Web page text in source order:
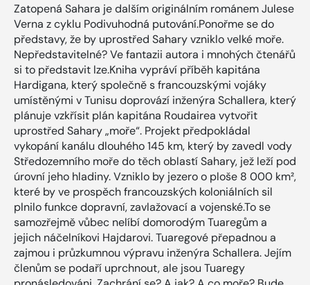
Zatopená Sahara je dalším originálním románem Julese
Verna z cyklu Podivuhodná putování.Ponořme se do
představy, že by uprostřed Sahary vzniklo velké moře.
Nepředstavitelné? Ve fantazii autora i mnohých čtenářů
si to představit lze.Kniha vypráví příběh kapitána
Hardigana, který společně s francouzskými vojáky
umístěnými v Tunisu doprovází inženýra Schallera, který
plánuje vzkřísit plán kapitána Roudairea vytvořit
uprostřed Sahary „moře“. Projekt předpokládal
vykopání kanálu dlouhého 145 km, který by zavedl vody
Středozemního moře do těch oblastí Sahary, jež leží pod
úrovní jeho hladiny. Vzniklo by jezero o ploše 8 000 km²,
které by ve prospěch francouzských koloniálních sil
plnilo funkce dopravní, zavlažovací a vojenské.To se
samozřejmě vůbec nelíbí domorodým Tuaregům a
jejich náčelníkovi Hajdarovi. Tuaregové přepadnou a
zajmou i průzkumnou výpravu inženýra Schallera. Jejím
členům se podaří uprchnout, ale jsou Tuaregy